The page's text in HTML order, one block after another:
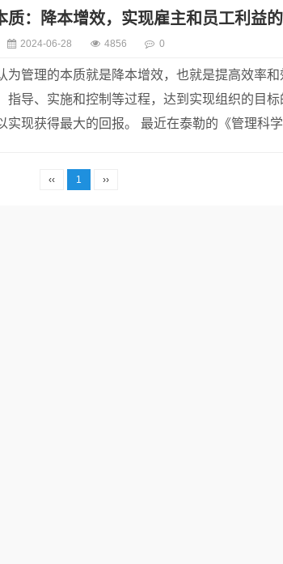
质：降本增效，实现雇主和员工利益
2024-06-28 4856 0
为管理的本质就是降本增效，也就是提高效率
指导、实施和控制等过程，达到实现组织的目标
实现获得最大的回报。 最近在泰勒的《管理科
‹‹ 1 ››